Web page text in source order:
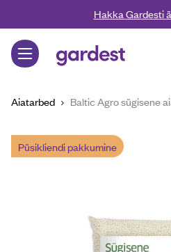
Liigu edasi põhisisu juurdeHakka Gardesti
Gardest
Aiatarbed Baltic Agro sügisene
Püsikliendi pakkumine